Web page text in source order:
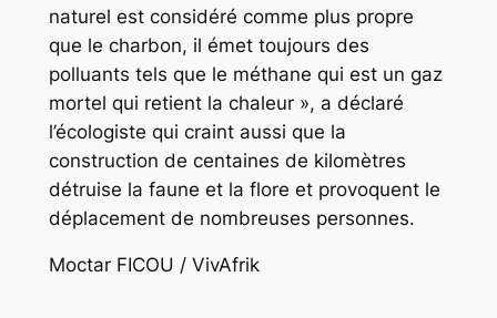
naturel est considéré comme plus propre
que le charbon, il émet toujours des
polluants tels que le méthane qui est un gaz
mortel qui retient la chaleur », a déclaré
l’écologiste qui craint aussi que la
construction de centaines de kilomètres
détruise la faune et la flore et provoquent le
déplacement de nombreuses personnes.
Moctar FICOU / VivAfrik